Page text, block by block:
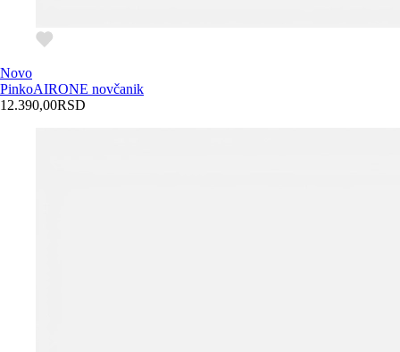
Novo
PinkoAIRONE novčanik
12.390,00RSD